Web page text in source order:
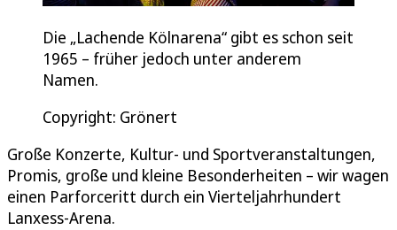
Die „Lachende Kölnarena“ gibt es schon seit
1965 – früher jedoch unter anderem
Namen.
Copyright: Grönert
Große Konzerte, Kultur- und Sportveranstaltungen,
Promis, große und kleine Besonderheiten – wir wagen
einen Parforceritt durch ein Vierteljahrhundert
Lanxess-Arena.